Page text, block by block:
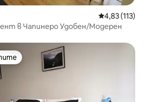
Средна
4,83 (113)
в Чапинеро Удобен/Модерен
на гостите